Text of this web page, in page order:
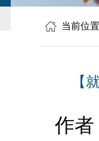
当前位
【
作者